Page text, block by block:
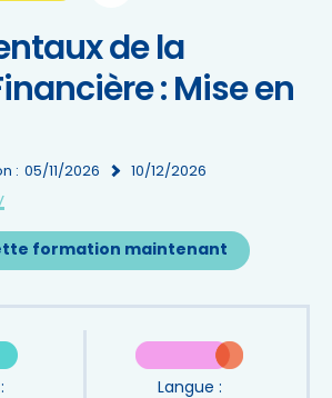
de la
: Mise en
: 05/11/2026 10/12/2026
formation maintenant
Langue :